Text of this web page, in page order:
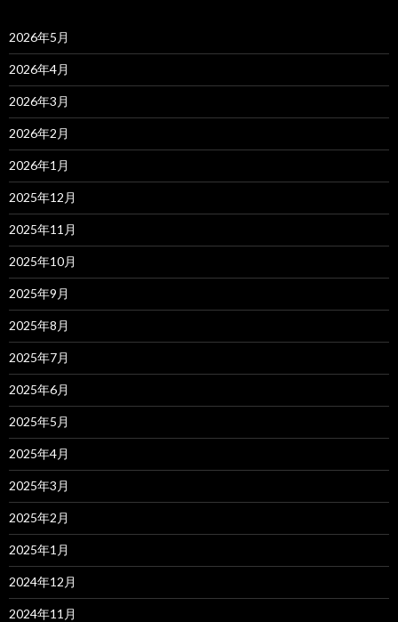
2026年5月
2026年4月
2026年3月
2026年2月
2026年1月
2025年12月
2025年11月
2025年10月
2025年9月
2025年8月
2025年7月
2025年6月
2025年5月
2025年4月
2025年3月
2025年2月
2025年1月
2024年12月
2024年11月